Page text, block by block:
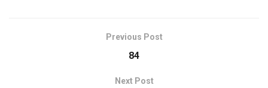
Previous Post
84
Next Post